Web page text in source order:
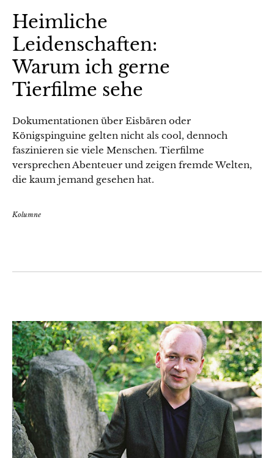
Heimliche
Leidenschaften:
Warum ich gerne
Tierfilme sehe
Dokumentationen über Eisbären oder
Königspinguine gelten nicht als cool, dennoch
faszinieren sie viele Menschen. Tierfilme
versprechen Abenteuer und zeigen fremde Welten,
die kaum jemand gesehen hat.
Kolumne